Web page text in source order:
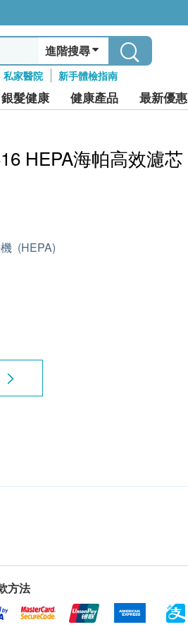
進階搜尋
私家醫院 新手體檢指南
銀髮健康 健康產品 最新優惠
HEPA海帕高效濾芯
(HEPA)
方法